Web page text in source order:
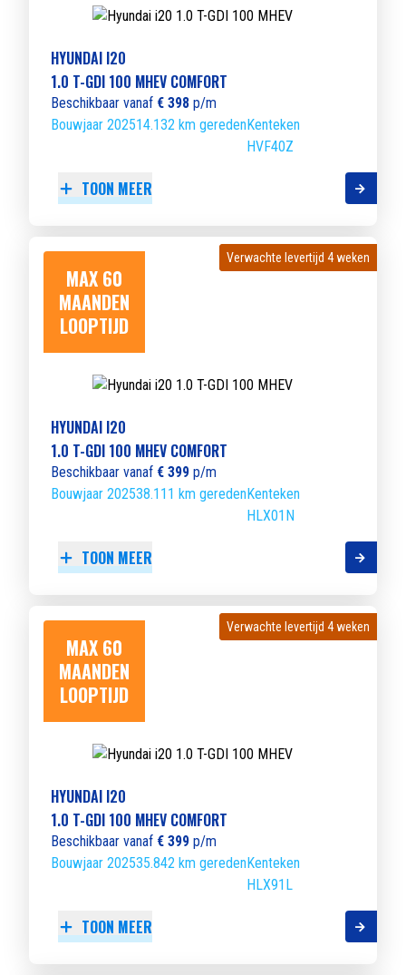
HYUNDAI I20
1.0 T-GDI 100 MHEV COMFORT
Beschikbaar vanaf € 398 p/m
Bouwjaar 202514.132 km geredenKenteken
HVF40Z
TOON MEER
MAX 60
MAANDEN
LOOPTIJD
Verwachte levertijd 4 weken
Verwachte levertijd 4 weken
HYUNDAI I20
1.0 T-GDI 100 MHEV COMFORT
Beschikbaar vanaf € 399 p/m
Bouwjaar 202538.111 km geredenKenteken
HLX01N
TOON MEER
MAX 60
MAANDEN
LOOPTIJD
Verwachte levertijd 4 weken
Verwachte levertijd 4 weken
HYUNDAI I20
1.0 T-GDI 100 MHEV COMFORT
Beschikbaar vanaf € 399 p/m
Bouwjaar 202535.842 km geredenKenteken
HLX91L
TOON MEER